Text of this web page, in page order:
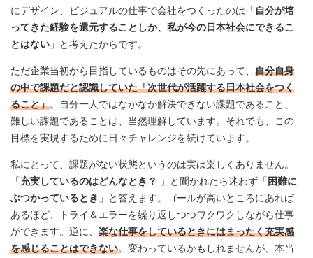
にデザイン、ビジュアルの仕事で会社をつくったのは「 自分が培
ってきた経験を還元することしか、私が今の日本社会にできるこ
とはない 」と考えたからです。
ただ企業当初から目指しているものはその先にあって、 自分自身
の中で課題だと認識していた「次世代が活躍する日本社会をつく
ること」。自分一人ではなかなか解決できない課題であること、
難しい課題であることは、当然理解しています。それでも、この
目標を実現するために日々チャレンジを続けています。
私にとって、課題がない状態というのは実は楽しくありません。
「充実しているのはどんなとき？ 」と聞かれたら迷わず「 困難に
ぶつかっているとき 」と答えます。ゴールが高いところにあれば
あるほど、トライ＆エラーを繰り返しつつワクワクしながら仕事
ができます。逆に、 楽な仕事をしているときにはまったく充実感
を感じることはできない。変わっているかもしれませんが、本当